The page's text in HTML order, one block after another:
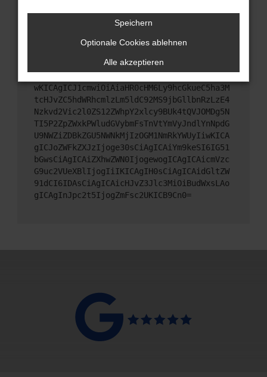
das Problem zu beheben. Du kannst uns diesen
Text schicken, um uns bei der Fehlersuche zu
unterstützen:
ewogICJuYW1lIjogIk5ldHdvcmtFcnJvciIsCiAgI
mNvbmZpZyI6IHsKICAgICJtZXRob2QiOiAiR0VUIi
wKICAgICJ1cmwiOiAiaHR0cHM6Ly9hcGkueC5ha3M
tcHJvZC5hdWRhcmlzLm5ldC92MS9jbGllbnRzLzE4
Nzkvd2Vic2l0ZS12ZWhpY2xlcy9BUk4tQVJOMDg5N
TI5P2ZpZWxkPWludGVybmFsTnVtYmVyJndlYnNpdG
U9NWZiZDBkZGU5NWNkMjIzOGM1NmRkYWUyIiwKICA
gICJoZWFkZXJzIjoge30sCiAgICAiYm9keSI6IG51
bGwsCiAgICAiZXhwZWN0IjogewogICAgICAicmVzc
G9uc2VUeXBlIjogIiIKICAgIH0sCiAgICAidGltZW
91dCI6IDAsCiAgICAicHJvZ3Jlc3MiOiBudWxsLAo
gICAgInJpc2t5IjogZmFsc2UKICB9Cn0=
Speichern
Optionale Cookies ablehnen
Alle akzeptieren